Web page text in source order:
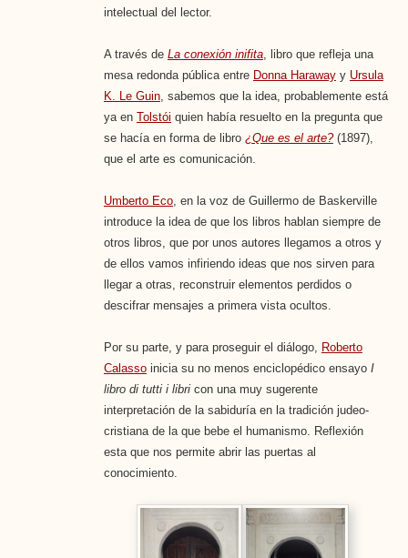
intelectual del lector.
A través de La conexión inifita, libro que refleja una
mesa redonda pública entre Donna Harawayy Ursula
K. Le Guin, sabemos que la idea, probablemente está
ya en Tolstói quien había resuelto en la pregunta que
se hacía en forma de libro ¿Que es el arte?(1897),
que el arte es comunicación.
Umberto Eco, en la voz de Guillermo de Baskerville
introduce la idea de que los libros hablan siempre de
otros libros, que por unos autores llegamos a otros y
de ellos vamos infiriendo ideas que nos sirven para
llegar a otras, reconstruir elementos perdidos o
descifrar mensajes a primera vista ocultos.
Por su parte, y para proseguir el diálogo, Roberto
Calassoinicia su no menos enciclopédico ensayo I
libro di tutti i libricon una muy sugerente
interpretación de la sabiduría en la tradición judeo-
cristiana de la que bebe el humanismo. Reflexión
esta que nos permite abrir las puertas al
conocimiento.